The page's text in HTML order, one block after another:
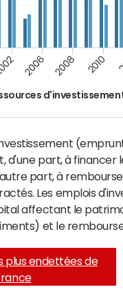
2006 2008 2010
d'une part, à financer
part, à
Les emplois
affectant le
et le
plus endettées de